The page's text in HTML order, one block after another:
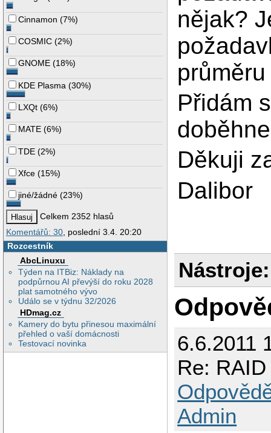
Cinnamon (7%)
COSMIC (2%)
GNOME (18%)
KDE Plasma (30%)
LXQt (6%)
MATE (6%)
TDE (2%)
Xfce (15%)
jiné/žádné (23%)
Celkem 2352 hlasů
Komentářů: 30 , poslední 3.4. 20:20
Rozcestník
AbcLinuxu
Týden na ITBiz: Náklady na
podpůrnou AI převýší do roku 2028
plat samotného vývo
Událo se v týdnu 32/2026
HDmag.cz
Kamery do bytu přinesou maximální
přehled o vaší domácnosti
Testovací novinka
nějak?
Přidám
Děkuji
Dalibor
Nástroje:
6.6.2011
Re:
Admin